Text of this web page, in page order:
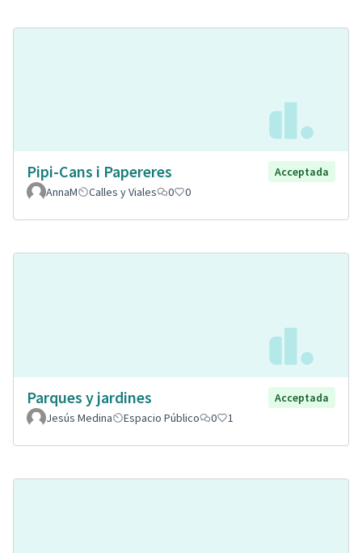
Pipi-Cans i Papereres
Acceptada
AnnaM
Calles y Viales 0 0
Parques y jardines
Acceptada
Jesús Medina
Espacio Público 0 1